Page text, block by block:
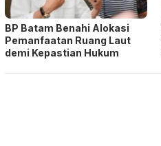
BP Batam Benahi Alokasi
Pemanfaatan Ruang Laut
demi Kepastian Hukum